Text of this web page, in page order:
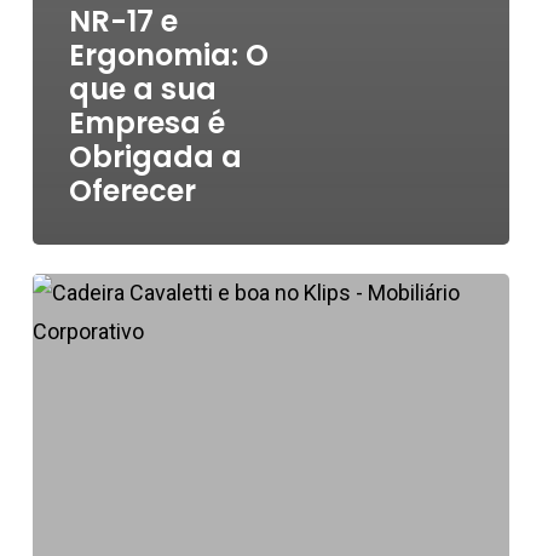
NR-17 e
Ergonomia: O
que a sua
Empresa é
Obrigada a
Oferecer